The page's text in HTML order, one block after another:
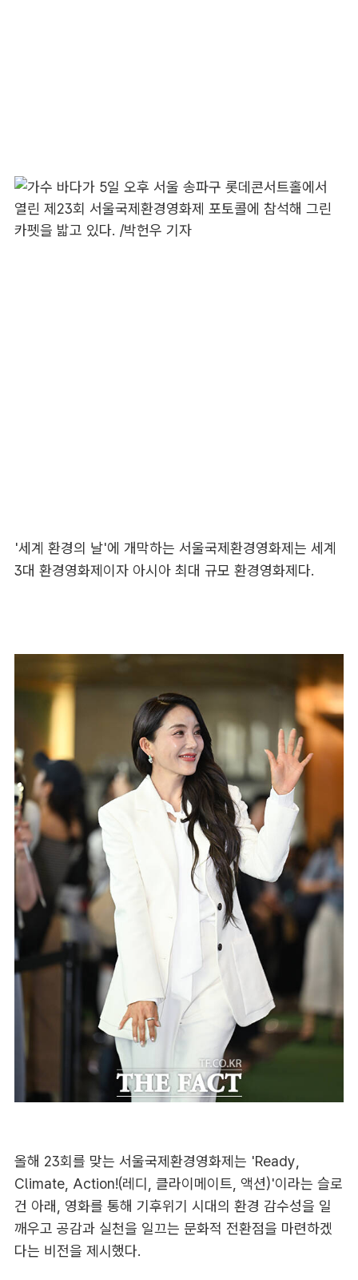
'세계 환경의 날'에 개막하는 서울국제환경영화제는 세계
3대 환경영화제이자 아시아 최대 규모 환경영화제다.
올해 23회를 맞는 서울국제환경영화제는 'Ready,
Climate, Action!(레디, 클라이메이트, 액션)'이라는 슬로
건 아래, 영화를 통해 기후위기 시대의 환경 감수성을 일
깨우고 공감과 실천을 일끄는 문화적 전환점을 마련하겠
다는 비전을 제시했다.